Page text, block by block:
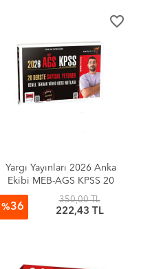
favorite_border
Yargı Yayınları 2026 Anka
Ekibi MEB-AGS KPSS 20
Derste Sayısal Yetenek
Genel Tekrar Video Ders
%36
350,00 TL
222,43 TL